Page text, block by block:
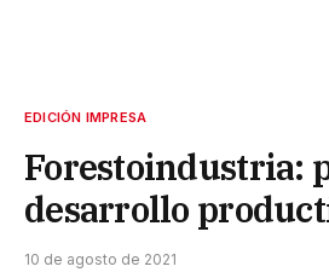
EDICIÓN IMPRESA
Forestoindustria:
desarrollo
10 de agosto de 2021